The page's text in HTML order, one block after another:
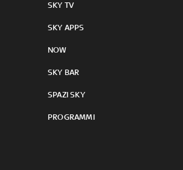
SKY TV
SKY APPS
NOW
SKY BAR
SPAZI SKY
PROGRAMMI